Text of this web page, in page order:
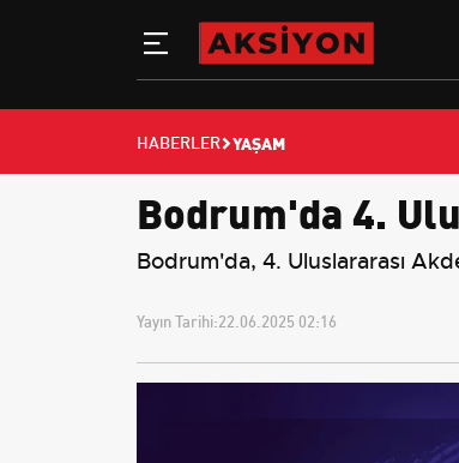
HABERLER YAŞAM
Bodrum'da 4.
Bodrum'da, 4. Uluslararası
Yayın Tarihi:22.06.2025 02:16